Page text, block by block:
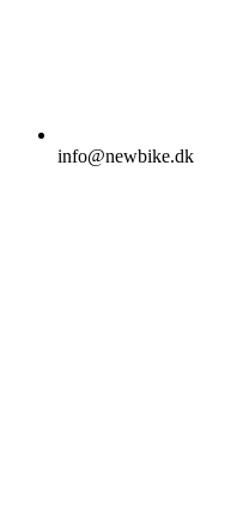
info@newbike.dk